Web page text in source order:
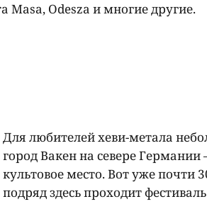
Masa, Odesza и многие другие.
Для любителей хеви-метала
город Вакен на севере Германии
культовое место. Вот уже почти
подряд здесь проходит фестиваль